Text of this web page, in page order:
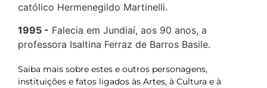
católico Hermenegildo Martinelli.
1995
Falecia em Jundiaí, aos 90 anos, a
professora Isaltina Ferraz de Barros Basile.
Saiba mais sobre estes e outros personagens,
instituições e fatos ligados às Artes, à Cultura e à